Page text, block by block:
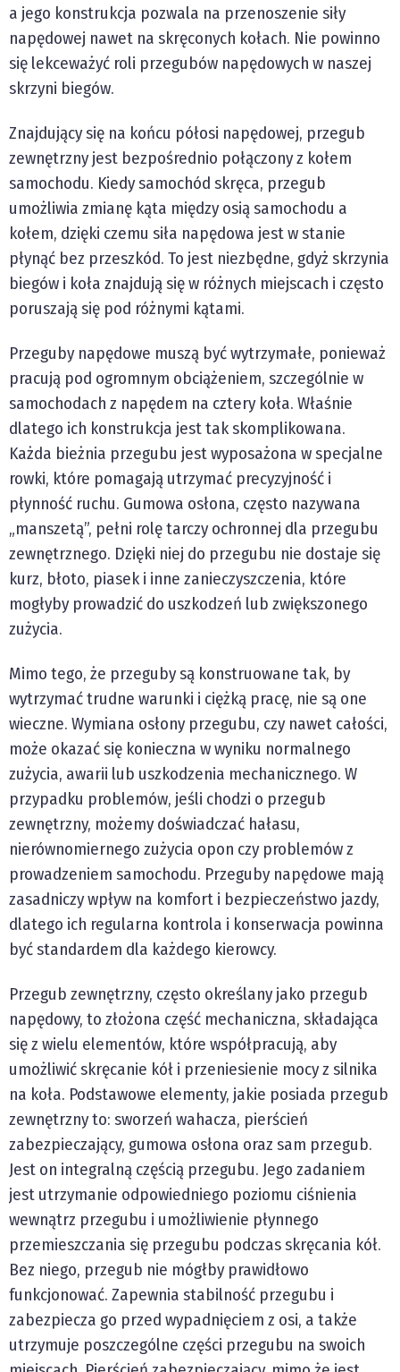
a jego konstrukcja pozwala na przenoszenie siły
napędowej nawet na skręconych kołach. Nie powinno
się lekceważyć roli przegubów napędowych w naszej
skrzyni biegów.
Znajdujący się na końcu półosi napędowej, przegub
zewnętrzny jest bezpośrednio połączony z kołem
samochodu. Kiedy samochód skręca, przegub
umożliwia zmianę kąta między osią samochodu a
kołem, dzięki czemu siła napędowa jest w stanie
płynąć bez przeszkód. To jest niezbędne, gdyż skrzynia
biegów i koła znajdują się w różnych miejscach i często
poruszają się pod różnymi kątami.
Przeguby napędowe muszą być wytrzymałe, ponieważ
pracują pod ogromnym obciążeniem, szczególnie w
samochodach z napędem na cztery koła. Właśnie
dlatego ich konstrukcja jest tak skomplikowana.
Każda bieżnia przegubu jest wyposażona w specjalne
rowki, które pomagają utrzymać precyzyjność i
płynność ruchu. Gumowa osłona, często nazywana
„manszetą”, pełni rolę tarczy ochronnej dla przegubu
zewnętrznego. Dzięki niej do przegubu nie dostaje się
kurz, błoto, piasek i inne zanieczyszczenia, które
mogłyby prowadzić do uszkodzeń lub zwiększonego
zużycia.
Mimo tego, że przeguby są konstruowane tak, by
wytrzymać trudne warunki i ciężką pracę, nie są one
wieczne. Wymiana osłony przegubu, czy nawet całości,
może okazać się konieczna w wyniku normalnego
zużycia, awarii lub uszkodzenia mechanicznego. W
przypadku problemów, jeśli chodzi o przegub
zewnętrzny, możemy doświadczać hałasu,
nierównomiernego zużycia opon czy problemów z
prowadzeniem samochodu. Przeguby napędowe mają
zasadniczy wpływ na komfort i bezpieczeństwo jazdy,
dlatego ich regularna kontrola i konserwacja powinna
być standardem dla każdego kierowcy.
Przegub zewnętrzny, często określany jako przegub
napędowy, to złożona część mechaniczna, składająca
się z wielu elementów, które współpracują, aby
umożliwić skręcanie kół i przeniesienie mocy z silnika
na koła. Podstawowe elementy, jakie posiada przegub
zewnętrzny to: sworzeń wahacza, pierścień
zabezpieczający, gumowa osłona oraz sam przegub.
Jest on integralną częścią przegubu. Jego zadaniem
jest utrzymanie odpowiedniego poziomu ciśnienia
wewnątrz przegubu i umożliwienie płynnego
przemieszczania się przegubu podczas skręcania kół.
Bez niego, przegub nie mógłby prawidłowo
funkcjonować. Zapewnia stabilność przegubu i
zabezpiecza go przed wypadnięciem z osi, a także
utrzymuje poszczególne części przegubu na swoich